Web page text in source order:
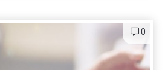
0